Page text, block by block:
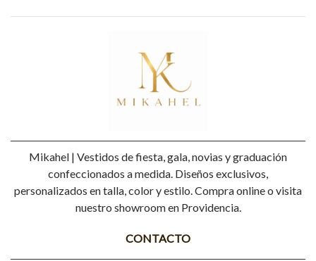
Mikahel | Vestidos de fiesta, gala, novias y graduación
confeccionados a medida. Diseños exclusivos,
personalizados en talla, color y estilo. Compra online o visita
nuestro showroom en Providencia.
CONTACTO